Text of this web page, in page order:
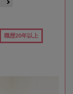
職歴20年以上